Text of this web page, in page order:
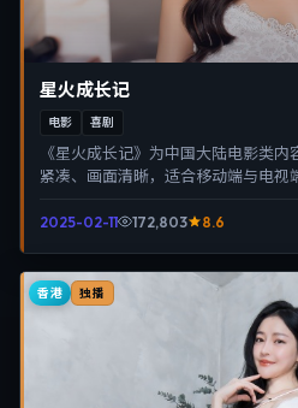
星火成长记
电影 喜剧
《星火成长记》为中国大陆电影类
紧凑、画面清晰，适合移动端与电视
2025-02-11 172,803 8.6
香港 独播